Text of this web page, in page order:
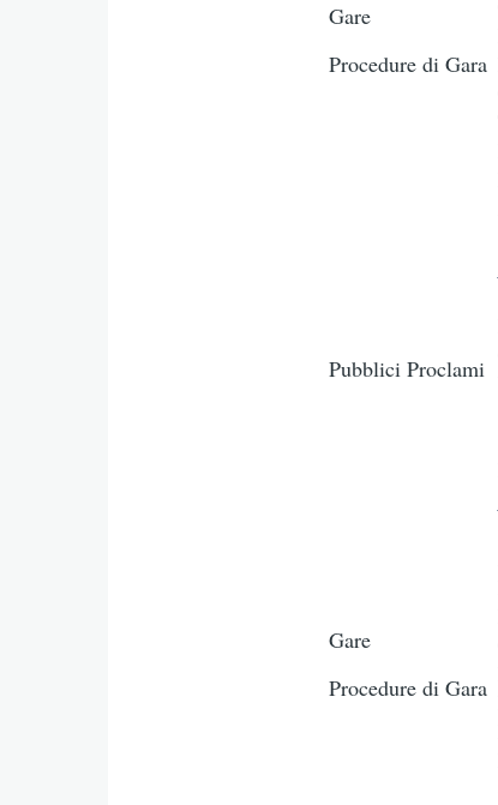
Gare
Procedure di Gara
Pubblici Proclami
Gare
Procedure di Gara